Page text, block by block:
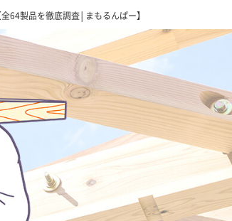
64製品を徹底調査│まもるんぱー】